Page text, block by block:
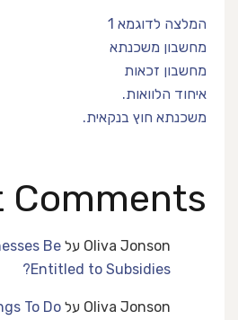
המלצה לדוגמא 1
מחשבון משכנתא
מחשבון זכאות
איחוד הלוואות.
משכנתא חוץ בנקאית.
Comments
Oliva Jonson על Be
Entitled to Subsidies?
Oliva Jonson על To Do